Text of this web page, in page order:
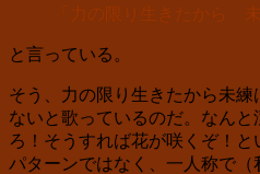
「力の限り生きたから
と言っている。
そう、力の限り生きたから未
ないと歌っているのだ。なん
ろ！そうすれば花が咲くぞ！
パターンではなく、一人称で